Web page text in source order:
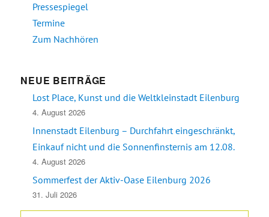
Pressespiegel
Termine
Zum Nachhören
NEUE BEITRÄGE
Lost Place, Kunst und die Weltkleinstadt Eilenburg
4. August 2026
Innenstadt Eilenburg – Durchfahrt eingeschränkt,
Einkauf nicht und die Sonnenfinsternis am 12.08.
4. August 2026
Sommerfest der Aktiv-Oase Eilenburg 2026
31. Juli 2026